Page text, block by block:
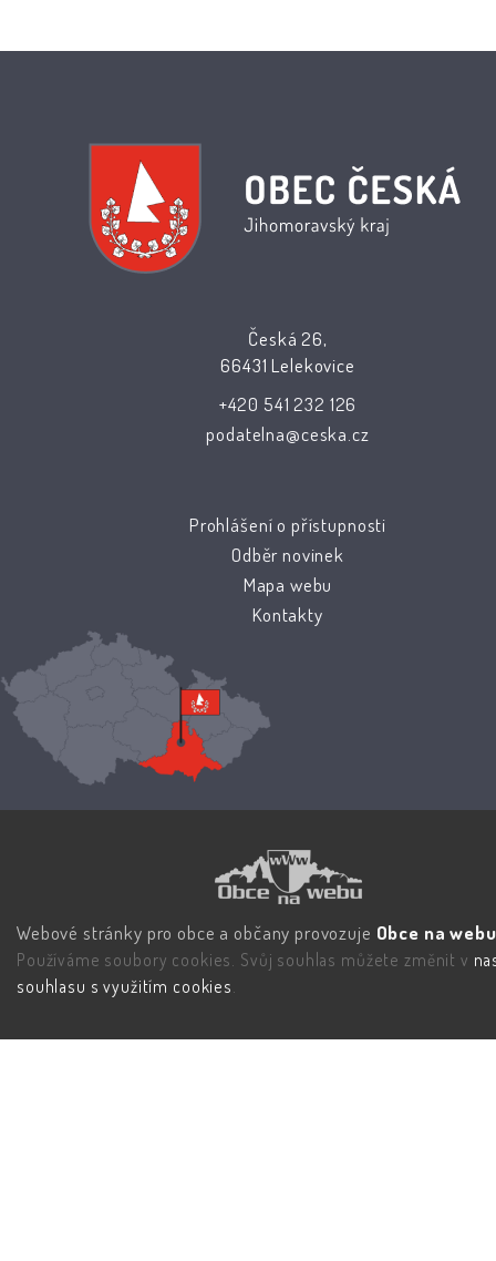
Česká 26,
66431 Lelekovice
+420 541 232 126
podatelna@ceska.cz
Prohlášení o přístupnosti
Odběr novinek
Mapa webu
Kontakty
Webové stránky pro obce a občany provozuje Obce na
Používáme soubory cookies. Svůj souhlas můžete změnit v
souhlasu s využitím cookies